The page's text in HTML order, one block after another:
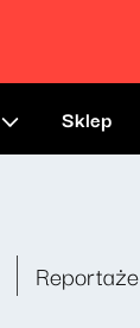
Sklep
Reportaże